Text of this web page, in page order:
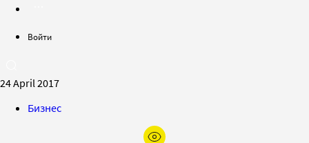
Войти
24 April 2017
Бизнес